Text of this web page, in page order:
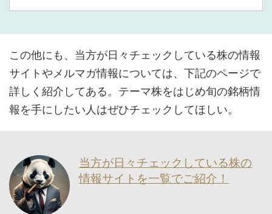
この他にも、当方が日々チェックしている株の情報
サイトやメルマガ情報については、下記のページで
詳しく紹介してある。テーマ株をはじめ旬の銘柄情
報を手にしたい人はぜひチェックしてほしい。
当方が日々チェックしている株の
情報サイトを一覧でご紹介！